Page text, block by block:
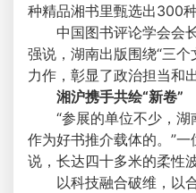
种精品湘书里甄选出300种
中国图书评论学会会长
强说，湖南出版围绕“三
力作，彰显了政治担当和
湘沪携手共绘“新卷”
“参展的单位不少，湖
作为好书推介载体的。”
说，长达四十多米的柔性
以科技融合破维，以合